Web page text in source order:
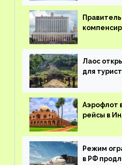
вывоз
Лаос
для
Аэрофлот
рейсы в
Режим
в РФ